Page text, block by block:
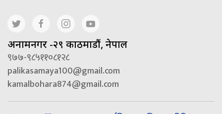
अनामनगर -२९ काठमाडौं, नेपाल
९७७-९८५११०८१२८
palikasamaya100@gmail.com
kamalbohara874@gmail.com